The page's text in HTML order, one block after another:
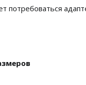
потребоваться